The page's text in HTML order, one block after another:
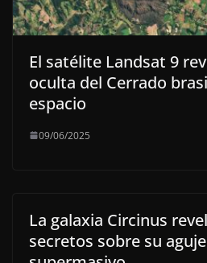
El satélite Landsat 9
oculta del Cerrado
espacio
09/06/2025
La galaxia Circinus
secretos sobre su